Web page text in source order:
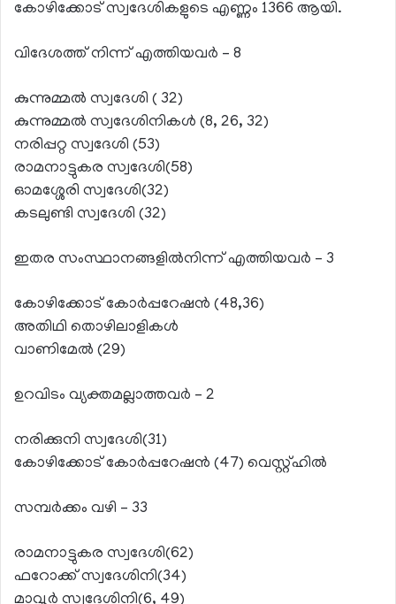
കോഴിക്കോട് സ്വദേശികളുടെ എണ്ണം 1366 ആയി.
വിദേശത്ത് നിന്ന് എത്തിയവര്‍ – 8
കുന്നുമ്മല്‍ സ്വദേശി ( 32)
കുന്നുമ്മല്‍ സ്വദേശിനികള്‍ (8, 26, 32)
നരിപ്പറ്റ സ്വദേശി (53)
രാമനാട്ടുകര സ്വദേശി(58)
ഓമശ്ശേരി സ്വദേശി(32)
കടലുണ്ടി സ്വദേശി (32)
ഇതര സംസ്ഥാനങ്ങളില്‍നിന്ന് എത്തിയവര്‍ – 3
കോഴിക്കോട് കോര്‍പ്പറേഷന്‍ (48,36)
അതിഥി തൊഴിലാളികള്‍
വാണിമേല്‍ (29)
ഉറവിടം വ്യക്തമല്ലാത്തവര്‍ – 2
നരിക്കുനി സ്വദേശി(31)
കോഴിക്കോട് കോര്‍പ്പറേഷന്‍ (47) വെസ്റ്റ്ഹില്‍
സമ്പര്‍ക്കം വഴി – 33
രാമനാട്ടുകര സ്വദേശി(62)
ഫറോക്ക് സ്വദേശിനി(34)